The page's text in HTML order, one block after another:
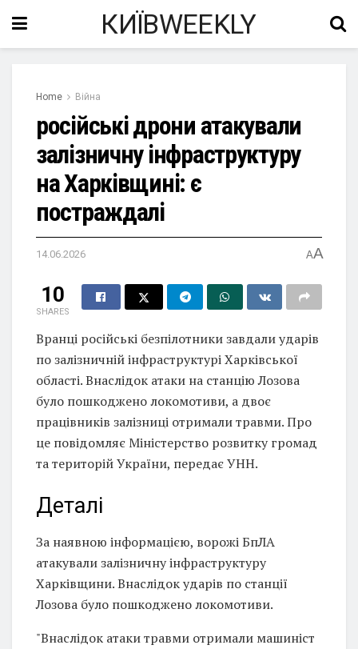
КИЇВWEEKLY
Home Війна
російські дрони атакували
залізничну інфраструктуру
на Харківщині: є
постраждалі
14.06.2026 AA
10
SHARES
Вранці російські безпілотники завдали ударів
по залізничній інфраструктурі Харківської
області. Внаслідок атаки на станцію Лозова
було пошкоджено локомотиви, а двоє
працівників залізниці отримали травми. Про
це повідомляє Міністерство розвитку громад
та територій України, передає УНН.
Деталі
За наявною інформацією, ворожі БпЛА
атакували залізничну інфраструктуру
Харківщини. Внаслідок ударів по станції
Лозова було пошкоджено локомотиви.
"Внаслідок атаки травми отримали машиніст